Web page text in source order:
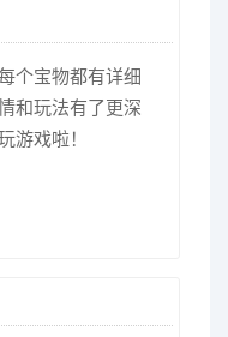
个宝物都有详细
和玩法有了更深
游戏啦！